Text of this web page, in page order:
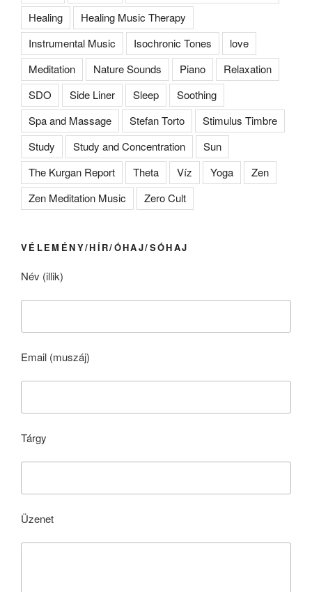
Healing
Healing Music Therapy
Instrumental Music
Isochronic Tones
love
Meditation
Nature Sounds Piano
Relaxation
SDO
Side Liner Sleep
Soothing
Spa and Massage
Stefan Torto
Stimulus Timbre
Study
Study and Concentration
Sun
The Kurgan Report
Theta Víz Yoga
Zen
Zen Meditation Music
Zero Cult
VÉLEMÉNY/HÍR/ÓHAJ/SÓHAJ
Név (illik)
Email (muszáj)
Tárgy
Üzenet